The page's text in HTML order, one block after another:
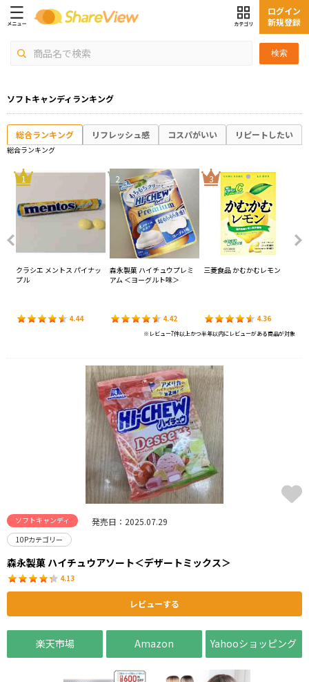
検索
ログイン
新規登録
ソフトキャンディランキング
総合ランキング リフレッシュ感 コスパがいい リピートしたい
総合ランキング
1
クラシエ メントス パイナッ
プル
4.44
2
森永製菓 ハイチュウプレミ
アム ＜ヨーグルト味＞
4.42
3
三菱食品 かむかむレモン
4.36
※レビュー7件以上かつ半年以内にレビューがある商品が対象
ソフトキャンディ 発売日：2025.07.29
10Pカテゴリー
森永製菓 ハイチュウアソート＜デザートミックス＞
4.13
レビューする
楽天市場 Amazon Yahooショッピング